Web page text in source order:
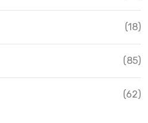
(18)
(85)
(62)